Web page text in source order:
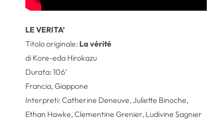
LE VERITA’
Titolo originale: La vérité
di Kore-eda Hirokazu
Durata: 106’
Francia, Giappone
Interpreti: Catherine Deneuve, Juliette Binoche,
Ethan Hawke, Clementine Grenier, Ludivine Sagnier